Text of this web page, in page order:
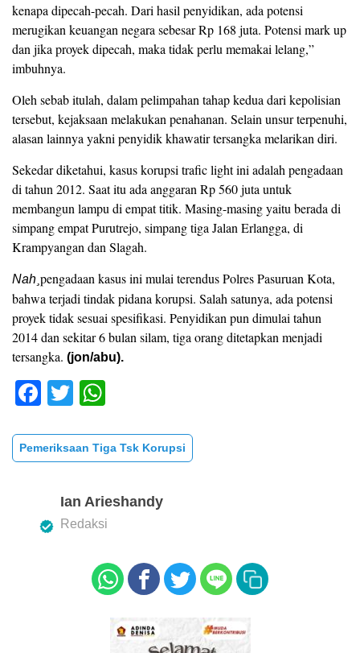
kenapa dipecah-pecah. Dari hasil penyidikan, ada potensi
merugikan keuangan negara sebesar Rp 168 juta. Potensi mark up
dan jika proyek dipecah, maka tidak perlu memakai lelang,”
imbuhnya.
Oleh sebab itulah, dalam pelimpahan tahap kedua dari kepolisian
tersebut, kejaksaan melakukan penahanan. Selain unsur terpenuhi,
alasan lainnya yakni penyidik khawatir tersangka melarikan diri.
Sekedar diketahui, kasus korupsi trafic light ini adalah pengadaan
di tahun 2012. Saat itu ada anggaran Rp 560 juta untuk
membangun lampu di empat titik. Masing-masing yaitu berada di
simpang empat Purutrejo, simpang tiga Jalan Erlangga, di
Krampyangan dan Slagah.
Nah¸ pengadaan kasus ini mulai terendus Polres Pasuruan Kota,
bahwa terjadi tindak pidana korupsi. Salah satunya, ada potensi
proyek tidak sesuai spesifikasi. Penyidikan pun dimulai tahun
2014 dan sekitar 6 bulan silam, tiga orang ditetapkan menjadi
tersangka. (jon/abu).
F
c
e
o
T
tt
er
at
s
A
p
Pemeriksaan Tiga Tsk Korupsi
Ian Arieshandy
Redaksi